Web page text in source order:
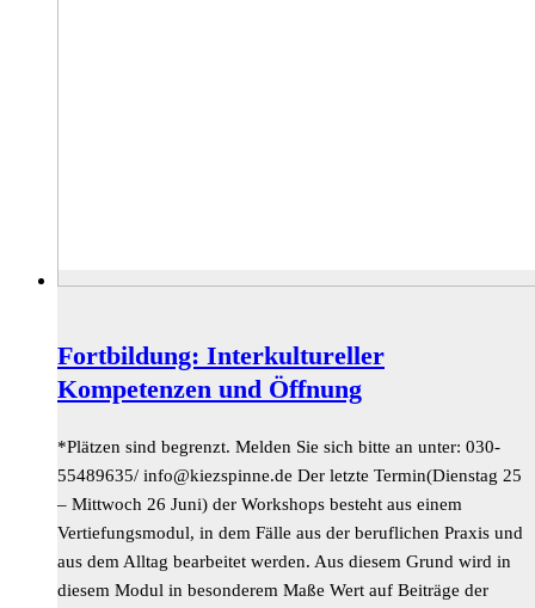
Fortbildung: Interkultureller
Kompetenzen und Öffnung
*Plätzen sind begrenzt. Melden Sie sich bitte an unter: 030-
55489635/ ed.ennipszeik@ofni Der letzte Termin(Dienstag 25
– Mittwoch 26 Juni) der Workshops besteht aus einem
Vertiefungsmodul, in dem Fälle aus der beruflichen Praxis und
aus dem Alltag bearbeitet werden. Aus diesem Grund wird in
diesem Modul in besonderem Maße Wert auf Beiträge der